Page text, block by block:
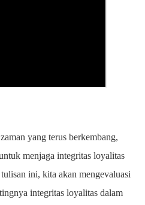
yang terus berkembang,
menjaga integritas loyalitas
ini, kita akan mengevaluasi
integritas loyalitas dalam